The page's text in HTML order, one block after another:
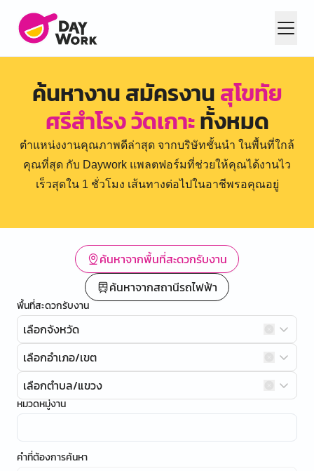
ค้นหางาน สมัครงานสุโขทัย
ศรีสำโรง วัดเกาะทั้งหมด
ตำแหน่งงานคุณภาพดีล่าสุด จากบริษัทชั้นนำ ในพื้นที่ใกล้
คุณที่สุด กับ Daywork แพลตฟอร์มที่ช่วยให้คุณได้งานไว
เร็วสุดใน 1 ชั่วโมง เส้นทางต่อไปในอาชีพรอคุณอยู่
ค้นหาจากพื้นที่สะดวกรับงาน
ค้นหาจากสถานีรถไฟฟ้า
พื้นที่สะดวกรับงาน
เลือกจังหวัด
เลือกอำเภอ/เขต
เลือกตำบล/แขวง
หมวดหมู่งาน
คำที่ต้องการค้นหา